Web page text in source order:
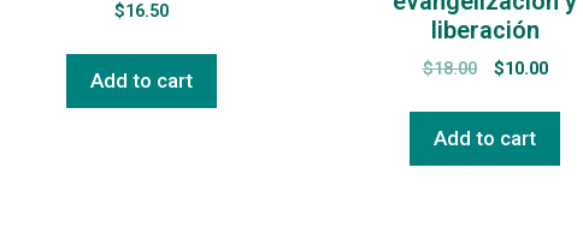
$16.50
Add to cart
liberación
$18.00 $10.00
Add to cart